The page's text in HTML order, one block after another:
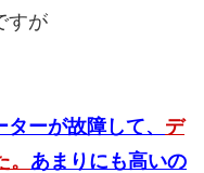
すが
ーが故障して、 デ
あまりにも高いの